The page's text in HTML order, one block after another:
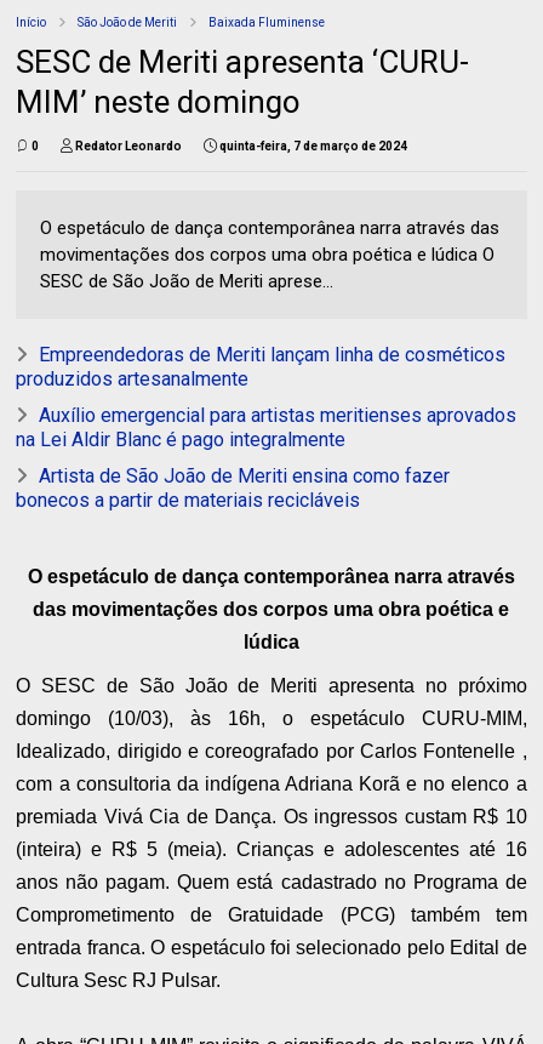
Início São João de Meriti Baixada Fluminense
SESC de Meriti apresenta ‘CURU-
MIM’ neste domingo
0 Redator Leonardo quinta-feira, 7 de março de 2024
O espetáculo de dança contemporânea narra através das
movimentações dos corpos uma obra poética e lúdica O
SESC de São João de Meriti aprese...
Empreendedoras de Meriti lançam linha de cosméticos
produzidos artesanalmente
Auxílio emergencial para artistas meritienses aprovados
na Lei Aldir Blanc é pago integralmente
Artista de São João de Meriti ensina como fazer
bonecos a partir de materiais recicláveis
O espetáculo de dança contemporânea narra através
das movimentações dos corpos uma obra poética e
lúdica
O SESC de São João de Meriti apresenta no próximo
domingo (10/03), às 16h, o espetáculo CURU-MIM,
Idealizado, dirigido e coreografado por Carlos Fontenelle ,
com a consultoria da indígena Adriana Korã e no elenco a
premiada Vivá Cia de Dança. Os ingressos custam R$ 10
(inteira) e R$ 5 (meia). Crianças e adolescentes até 16
anos não pagam. Quem está cadastrado no Programa de
Comprometimento de Gratuidade (PCG) também tem
entrada franca. O espetáculo foi selecionado pelo Edital de
Cultura Sesc RJ Pulsar.